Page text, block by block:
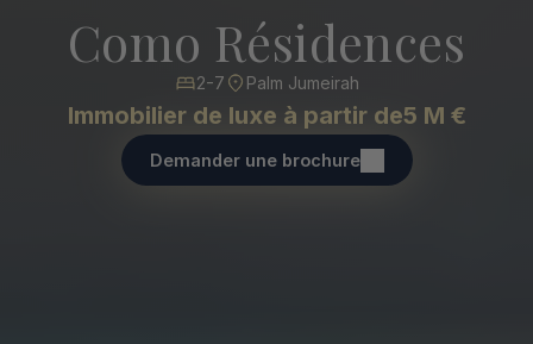
Como Résidences
2-7 Palm Jumeirah
Immobilier de luxe à partir de5 M €
Demander une brochure